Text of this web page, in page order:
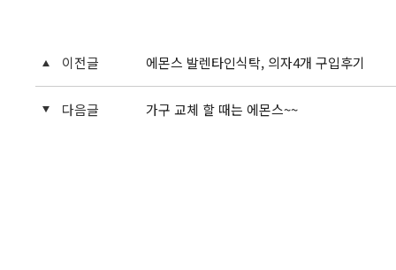
이전글 에몬스 발렌타인식탁, 의자4개 구입후기
다음글 가구 교체 할 때는 에몬스~~